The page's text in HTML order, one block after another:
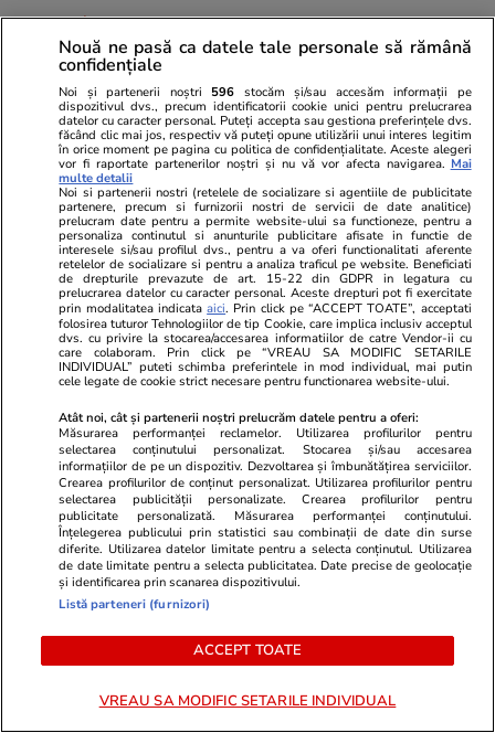
Știri România 15 iul.
Proiectul reactoarelor SMR de
la Doicești continuă în forma
inițială. Decizia luată de
acționarii Nuclearelectrica
15 iul.
Studiile universitare de științe
politice între prea multă teorie
și prea puțină practică
15 iul.
Când criminalul de război Putin
va muri, crimele Rusiei vor
continua
Nouă ne pasă ca datele tale personale să rămână
confidențiale
Noi și partenerii noștri 596 stocăm și/sau accesăm informații pe
dispozitivul dvs., precum identificatorii cookie unici pentru prelucrarea
datelor cu caracter personal. Puteți accepta sau gestiona preferințele dvs.
făcând clic mai jos, respectiv vă puteți opune utilizării unui interes legitim
în orice moment pe pagina cu politica de confidențialitate. Aceste alegeri
vor fi raportate partenerilor noștri și nu vă vor afecta navigarea. Mai
multe detalii
Noi si partenerii nostri (retelele de socializare si agentiile de publicitate
partenere, precum si furnizorii nostri de servicii de date analitice)
prelucram date pentru a permite website-ului sa functioneze, pentru a
personaliza continutul si anunturile publicitare afisate in functie de
interesele si/sau profilul dvs., pentru a va oferi functionalitati aferente
retelelor de socializare si pentru a analiza traficul pe website. Beneficiati
de drepturile prevazute de art. 15-22 din GDPR in legatura cu
prelucrarea datelor cu caracter personal. Aceste drepturi pot fi exercitate
prin modalitatea indicataaici. Prin click pe “ACCEPT TOATE”, acceptati
folosirea tuturor Tehnologiilor de tip Cookie, care implica inclusiv acceptul
dvs. cu privire la stocarea/accesarea informatiilor de catre Vendor-ii cu
care colaboram. Prin click pe “VREAU SA MODIFIC SETARILE
INDIVIDUAL” puteti schimba preferintele in mod individual, mai putin
cele legate de cookie strict necesare pentru functionarea website-ului.
Atât noi, cât și partenerii noștri prelucrăm datele pentru a oferi:
Măsurarea performanței reclamelor. Utilizarea profilurilor pentru
selectarea conținutului personalizat. Stocarea și/sau accesarea
informațiilor de pe un dispozitiv. Dezvoltarea și îmbunătățirea serviciilor.
Crearea profilurilor de conținut personalizat. Utilizarea profilurilor pentru
selectarea publicității personalizate. Crearea profilurilor pentru
publicitate personalizată. Măsurarea performanței conținutului.
Înțelegerea publicului prin statistici sau combinații de date din surse
diferite. Utilizarea datelor limitate pentru a selecta conținutul. Utilizarea
de date limitate pentru a selecta publicitatea. Date precise de geolocație
și identificarea prin scanarea dispozitivului.
Listă parteneri (furnizori)
ACCEPT TOATE
VREAU SA MODIFIC SETARILE INDIVIDUAL